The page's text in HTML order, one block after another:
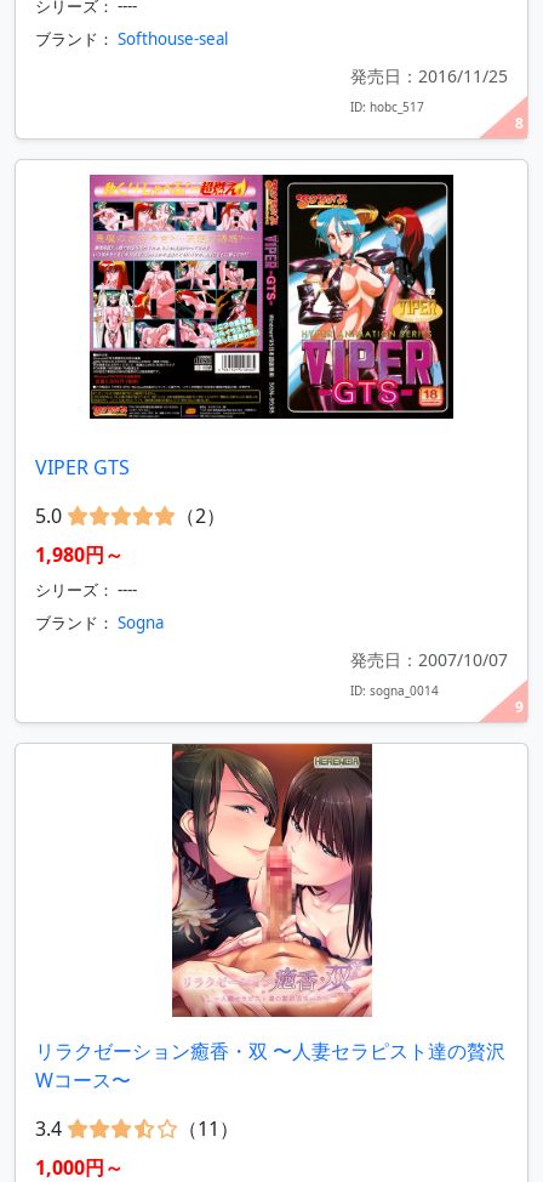
8
シリーズ： ----
ブランド： Softhouse-seal
発売日：2016/11/25
ID: hobc_517
9
VIPER GTS
5.0
（2）
1,980円～
シリーズ： ----
ブランド： Sogna
発売日：2007/10/07
ID: sogna_0014
リラクゼーション癒香・双 〜人妻セラピスト達の贅沢
Wコース〜
3.4
（11）
1,000円～